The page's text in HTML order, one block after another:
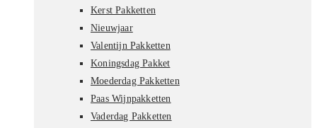
Kerst Pakketten
Nieuwjaar
Valentijn Pakketten
Koningsdag Pakket
Moederdag Pakketten
Paas Wijnpakketten
Vaderdag Pakketten